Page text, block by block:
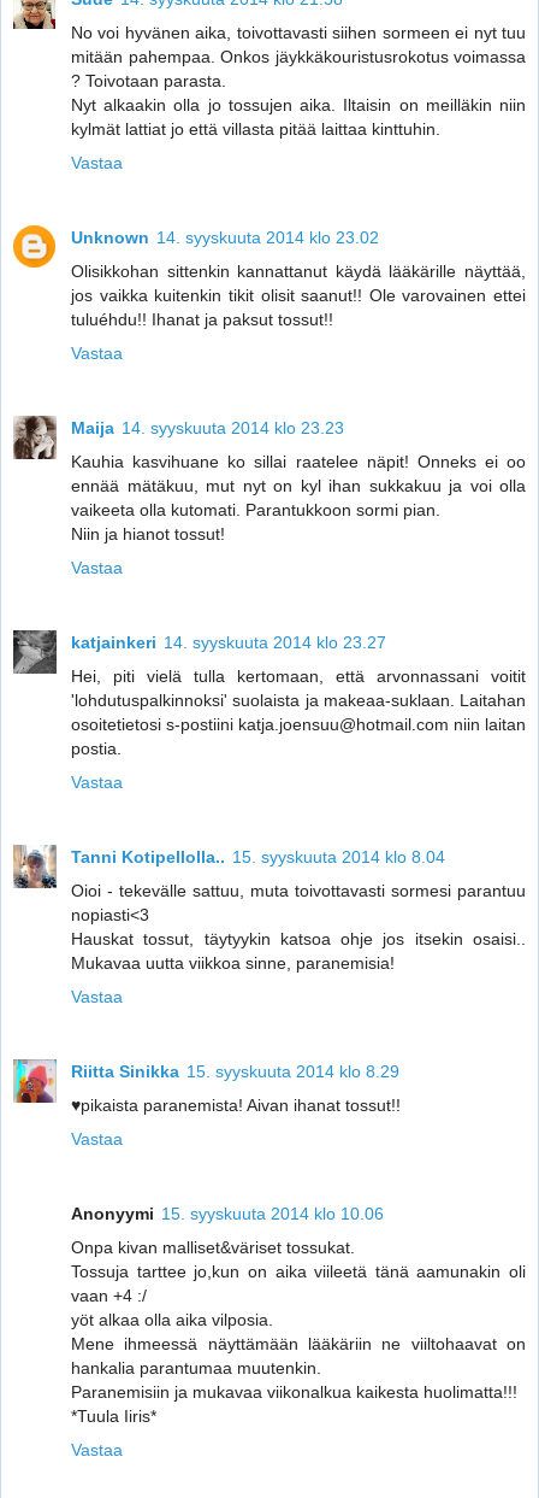
No voi hyvänen aika, toivottavasti siihen sormeen ei nyt tuu
mitään pahempaa. Onkos jäykkäkouristusrokotus voimassa
? Toivotaan parasta.
Nyt alkaakin olla jo tossujen aika. Iltaisin on meilläkin niin
kylmät lattiat jo että villasta pitää laittaa kinttuhin.
Vastaa
Unknown 14. syyskuuta 2014 klo 23.02
Olisikkohan sittenkin kannattanut käydä lääkärille näyttää,
jos vaikka kuitenkin tikit olisit saanut!! Ole varovainen ettei
tuluéhdu!! Ihanat ja paksut tossut!!
Vastaa
Maija 14. syyskuuta 2014 klo 23.23
Kauhia kasvihuane ko sillai raatelee näpit! Onneks ei oo
ennää mätäkuu, mut nyt on kyl ihan sukkakuu ja voi olla
vaikeeta olla kutomati. Parantukkoon sormi pian.
Niin ja hianot tossut!
Vastaa
katjainkeri 14. syyskuuta 2014 klo 23.27
Hei, piti vielä tulla kertomaan, että arvonnassani voitit
'lohdutuspalkinnoksi' suolaista ja makeaa-suklaan. Laitahan
osoitetietosi s-postiini katja.joensuu@hotmail.com niin laitan
postia.
Vastaa
Tanni Kotipellolla.. 15. syyskuuta 2014 klo 8.04
Oioi - tekevälle sattuu, muta toivottavasti sormesi parantuu
nopiasti<3
Hauskat tossut, täytyykin katsoa ohje jos itsekin osaisi..
Mukavaa uutta viikkoa sinne, paranemisia!
Vastaa
Riitta Sinikka 15. syyskuuta 2014 klo 8.29
♥pikaista paranemista! Aivan ihanat tossut!!
Vastaa
Anonyymi 15. syyskuuta 2014 klo 10.06
Onpa kivan malliset&väriset tossukat.
Tossuja tarttee jo,kun on aika viileetä tänä aamunakin oli
vaan +4 :/
yöt alkaa olla aika vilposia.
Mene ihmeessä näyttämään lääkäriin ne viiltohaavat on
hankalia parantumaa muutenkin.
Paranemisiin ja mukavaa viikonalkua kaikesta huolimatta!!!
*Tuula Iiris*
Vastaa